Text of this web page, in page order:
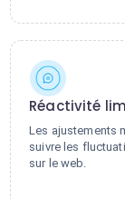
Réactivité
Les ajustements
suivre les
sur le web.